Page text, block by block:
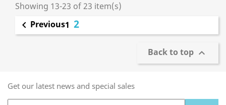
Showing 13-23 of 23 item(s)
 Previous1 2
Back to top 
Get our latest news and special sales